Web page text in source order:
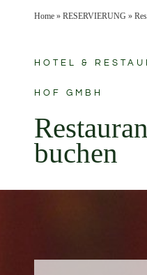
Home »RESERVIERUNG »
HOTEL &
HOF GMBH
buchen